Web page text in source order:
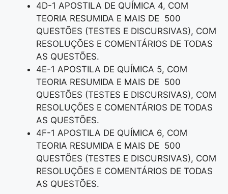
4D-1 APOSTILA DE QUÍMICA 4, COM
TEORIA RESUMIDA E MAIS DE 500
QUESTÕES (TESTES E DISCURSIVAS), COM
RESOLUÇÕES E COMENTÁRIOS DE TODAS
AS QUESTÕES.
4E-1 APOSTILA DE QUÍMICA 5, COM
TEORIA RESUMIDA E MAIS DE 500
QUESTÕES (TESTES E DISCURSIVAS), COM
RESOLUÇÕES E COMENTÁRIOS DE TODAS
AS QUESTÕES.
4F-1 APOSTILA DE QUÍMICA 6, COM
TEORIA RESUMIDA E MAIS DE 500
QUESTÕES (TESTES E DISCURSIVAS), COM
RESOLUÇÕES E COMENTÁRIOS DE TODAS
AS QUESTÕES.